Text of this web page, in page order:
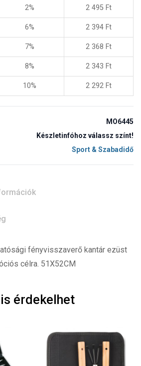
2% 2 495 Ft
6% 2 394 Ft
7% 2 368 Ft
8% 2 343 Ft
10% 2 292 Ft
MO6445
Készletinfóhoz válassz színt!
Sport & Szabadidő
fényvisszaverő kantár ezüst
célra. 51X52CM
is érdekelhet